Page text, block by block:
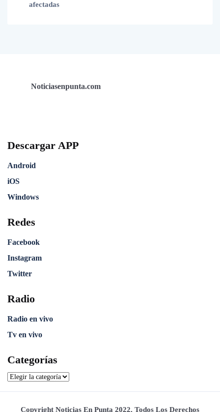
afectadas
Noticiasenpunta.com
Descargar APP
Android
iOS
Windows
Redes
Facebook
Instagram
Twitter
Radio
Radio en vivo
Tv en vivo
Categorías
Copyright Noticias En Punta 2022, Todos Los Derechos